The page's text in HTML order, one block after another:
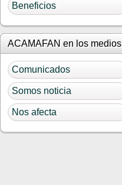
Beneficios
ACAMAFAN en los medios
Comunicados
Somos noticia
Nos afecta